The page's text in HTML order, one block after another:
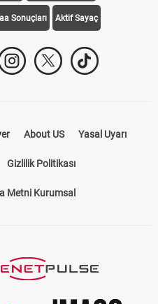
Sonuçları Aktif Sayaç
About US Yasal Uyarı
Gizlilik Politikası
Metni Kurumsal